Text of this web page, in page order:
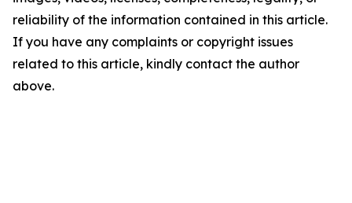
reliability of the information contained in this article.
If you have any complaints or copyright issues
related to this article, kindly contact the author
above.